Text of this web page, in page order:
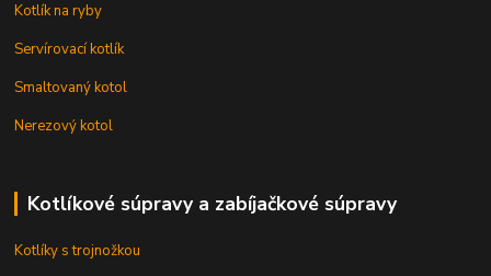
Kotlík na ryby
Servírovací kotlík
Smaltovaný kotol
Nerezový kotol
Kotlíkové súpravy a zabíjačkové súpravy
Kotlíky s trojnožkou